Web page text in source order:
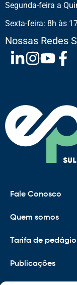
Segunda-feira a
Sexta-feira: 8h às
Nossas Redes
Fale Conosco
Quem somos
Tarifa de pedágio
Publicações